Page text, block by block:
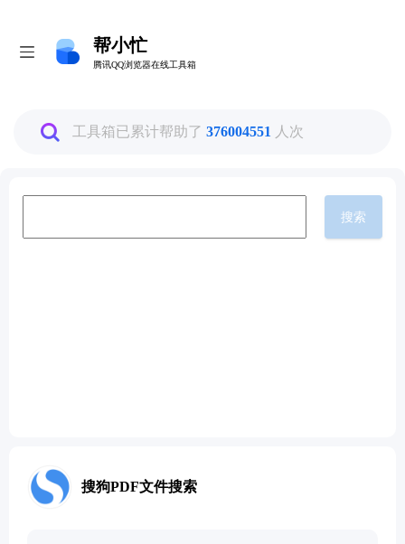
帮小忙
腾讯QQ浏览器在线工具箱
帮小忙
腾讯QQ浏览器在线工具箱
全部
PDF转换工具
文本工具
工具箱已累计帮助了 376004551 人次
搜索
搜狗PDF文件搜索